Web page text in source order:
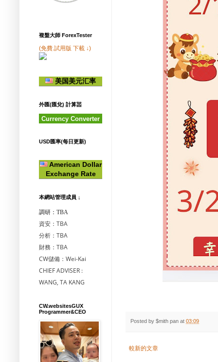
Posted by $mith pan at 03:09
較新的文章
複盤大師 ForexTester
(免費.試用版 下載 ↓)
美国美元汇率
外匯(匯兌) 計算噐
Currency Converter
USD匯率(每日更新)
American Dollar
Exchange Rate
本網站管理成員 ↓
調研：TBA
資安：TBA
分析：TBA
財務：TBA
CW儲備：Wei-Kai
CHIEF ADVISER :
WANG, TA KANG
CW.websitesGUX
Programmer&CEO